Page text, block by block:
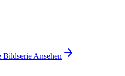
Bildserie Ansehen